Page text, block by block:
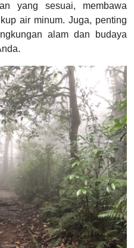
yang sesuai, membawa
air minum. Juga, penting
alam dan budaya